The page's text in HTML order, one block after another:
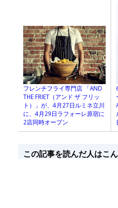
フレンチフライ専門店 「AND
THE FRIET（アンド ザ フリッ
ト）」が、4月27日ルミネ立川
に、4月29日ラフォーレ原宿に
2店同時オープン
この記事を読んだ人はこ